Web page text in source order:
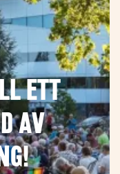
ett
av